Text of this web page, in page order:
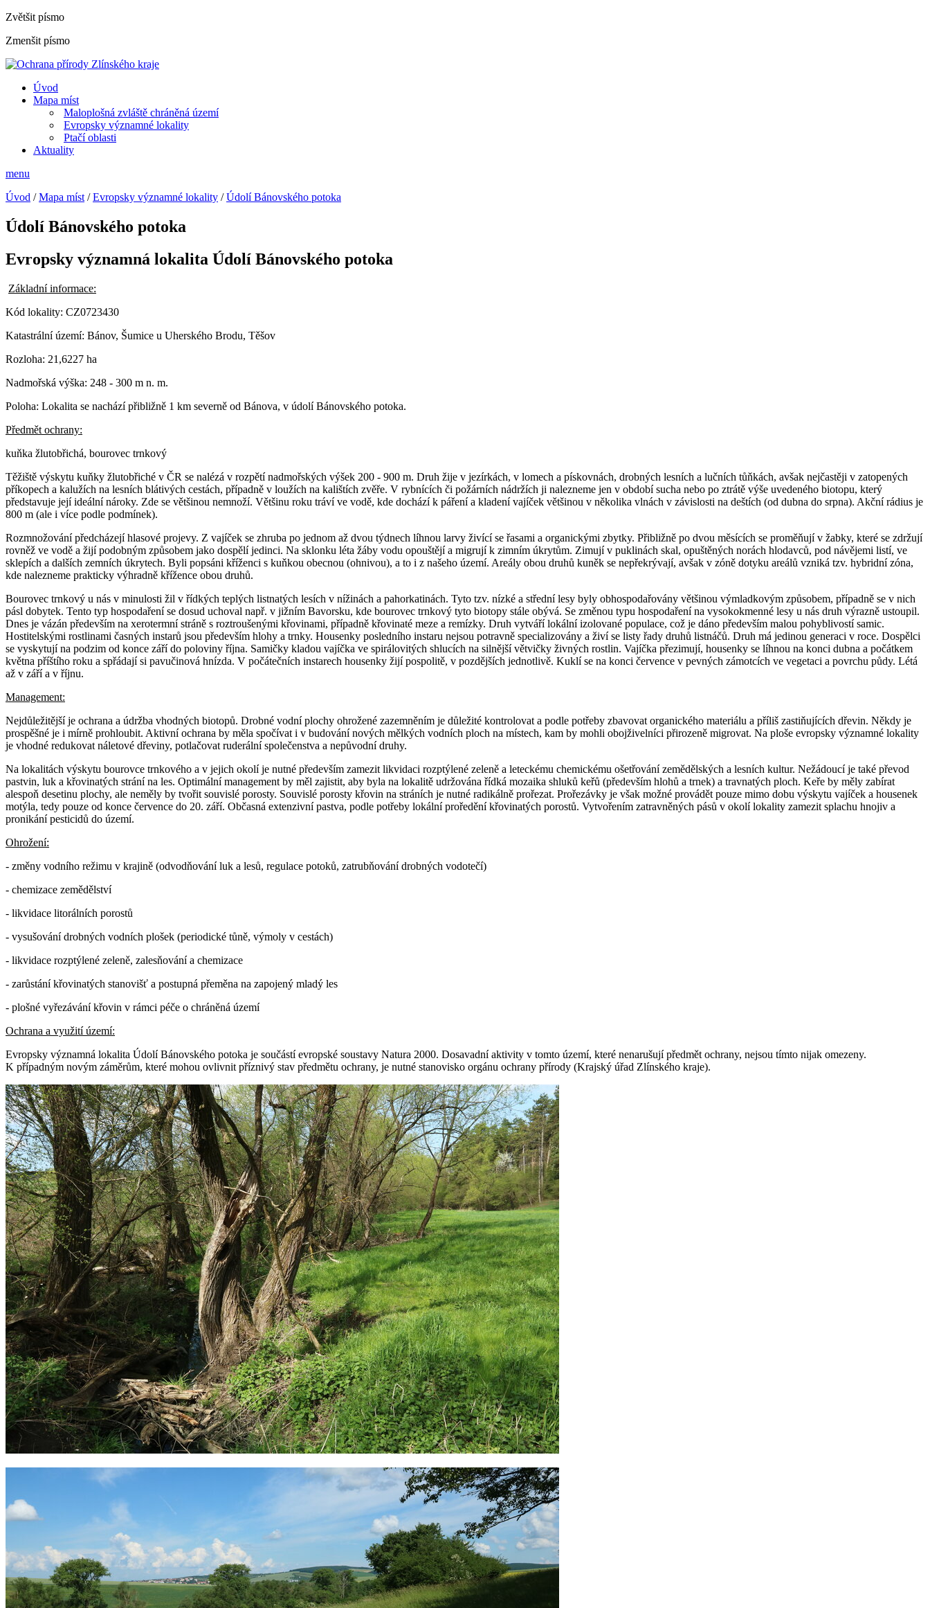
Zvětšit písmo
Zmenšit písmo
Úvod
Mapa míst
Maloplošná zvláště chráněná území
Evropsky významné lokality
Ptačí oblasti
Aktuality
menu
Úvod /Mapa míst /Evropsky významné lokality /Údolí Bánovského potoka
Údolí Bánovského potoka
Evropsky významná lokalita Údolí Bánovského potoka
Základní informace:
Kód lokality: CZ0723430
Katastrální území: Bánov, Šumice u Uherského Brodu, Těšov
Rozloha: 21,6227 ha
Nadmořská výška: 248 - 300 m n. m.
Poloha: Lokalita se nachází přibližně 1 km severně od Bánova, v údolí Bánovského potoka.
Předmět ochrany:
kuňka žlutobřichá, bourovec trnkový
Těžiště výskytu kuňky žlutobřiché v ČR se nalézá v rozpětí nadmořských výšek 200 - 900 m. Druh žije v jezírkách, v lomech a pískovnách, drobných lesních a lučních tůňkách, avšak nejčastěji v zatopených
příkopech a kalužích na lesních blátivých cestách, případně v loužích na kalištích zvěře. V rybnících či požárních nádržích ji nalezneme jen v období sucha nebo po ztrátě výše uvedeného biotopu, který
představuje její ideální nároky. Zde se většinou nemnoží. Většinu roku tráví ve vodě, kde dochází k páření a kladení vajíček většinou v několika vlnách v závislosti na deštích (od dubna do srpna). Akční rádius je
800 m (ale i více podle podmínek).
Rozmnožování předcházejí hlasové projevy. Z vajíček se zhruba po jednom až dvou týdnech líhnou larvy živící se řasami a organickými zbytky. Přibližně po dvou měsících se proměňují v žabky, které se zdržují
rovněž ve vodě a žijí podobným způsobem jako dospělí jedinci. Na sklonku léta žáby vodu opouštějí a migrují k zimním úkrytům. Zimují v puklinách skal, opuštěných norách hlodavců, pod návějemi listí, ve
sklepích a dalších zemních úkrytech. Byli popsáni kříženci s kuňkou obecnou (ohnivou), a to i z našeho území. Areály obou druhů kuněk se nepřekrývají, avšak v zóně dotyku areálů vzniká tzv. hybridní zóna,
kde nalezneme prakticky výhradně křížence obou druhů.
Bourovec trnkový u nás v minulosti žil v řídkých teplých listnatých lesích v nížinách a pahorkatinách. Tyto tzv. nízké a střední lesy byly obhospodařovány většinou výmladkovým způsobem, případně se v nich
pásl dobytek. Tento typ hospodaření se dosud uchoval např. v jižním Bavorsku, kde bourovec trnkový tyto biotopy stále obývá. Se změnou typu hospodaření na vysokokmenné lesy u nás druh výrazně ustoupil.
Dnes je vázán především na xerotermní stráně s roztroušenými křovinami, případně křovinaté meze a remízky. Druh vytváří lokální izolované populace, což je dáno především malou pohyblivostí samic.
Hostitelskými rostlinami časných instarů jsou především hlohy a trnky. Housenky posledního instaru nejsou potravně specializovány a živí se listy řady druhů listnáčů. Druh má jedinou generaci v roce. Dospělci
se vyskytují na podzim od konce září do poloviny října. Samičky kladou vajíčka ve spirálovitých shlucích na silnější větvičky živných rostlin. Vajíčka přezimují, housenky se líhnou na konci dubna a počátkem
května příštího roku a spřádají si pavučinová hnízda. V počátečních instarech housenky žijí pospolitě, v pozdějších jednotlivě. Kuklí se na konci července v pevných zámotcích ve vegetaci a povrchu půdy. Létá
až v září a v říjnu.
Management:
Nejdůležitější je ochrana a údržba vhodných biotopů. Drobné vodní plochy ohrožené zazemněním je důležité kontrolovat a podle potřeby zbavovat organického materiálu a příliš zastiňujících dřevin. Někdy je
prospěšné je i mírně prohloubit. Aktivní ochrana by měla spočívat i v budování nových mělkých vodních ploch na místech, kam by mohli obojživelníci přirozeně migrovat. Na ploše evropsky významné lokality
je vhodné redukovat náletové dřeviny, potlačovat ruderální společenstva a nepůvodní druhy.
Na lokalitách výskytu bourovce trnkového a v jejich okolí je nutné především zamezit likvidaci rozptýlené zeleně a leteckému chemickému ošetřování zemědělských a lesních kultur. Nežádoucí je také převod
pastvin, luk a křovinatých strání na les. Optimální management by měl zajistit, aby byla na lokalitě udržována řídká mozaika shluků keřů (především hlohů a trnek) a travnatých ploch. Keře by měly zabírat
alespoň desetinu plochy, ale neměly by tvořit souvislé porosty. Souvislé porosty křovin na stráních je nutné radikálně prořezat. Prořezávky je však možné provádět pouze mimo dobu výskytu vajíček a housenek
motýla, tedy pouze od konce července do 20. září. Občasná extenzivní pastva, podle potřeby lokální proředění křovinatých porostů. Vytvořením zatravněných pásů v okolí lokality zamezit splachu hnojiv a
pronikání pesticidů do území.
Ohrožení:
- změny vodního režimu v krajině (odvodňování luk a lesů, regulace potoků, zatrubňování drobných vodotečí)
- chemizace zemědělství
- likvidace litorálních porostů
- vysušování drobných vodních plošek (periodické tůně, výmoly v cestách)
- likvidace rozptýlené zeleně, zalesňování a chemizace
- zarůstání křovinatých stanovišť a postupná přeměna na zapojený mladý les
- plošné vyřezávání křovin v rámci péče o chráněná území
Ochrana a využití území:
Evropsky významná lokalita Údolí Bánovského potoka je součástí evropské soustavy Natura 2000. Dosavadní aktivity v tomto území, které nenarušují předmět ochrany, nejsou tímto nijak omezeny.
K případným novým záměrům, které mohou ovlivnit příznivý stav předmětu ochrany, je nutné stanovisko orgánu ochrany přírody (Krajský úřad Zlínského kraje).